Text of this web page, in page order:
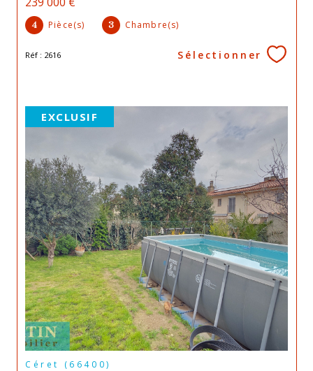
4 Pièce(s) 3 Chambre(s)
Réf : 2616 Sélectionner
EXCLUSIF
Céret (66400)